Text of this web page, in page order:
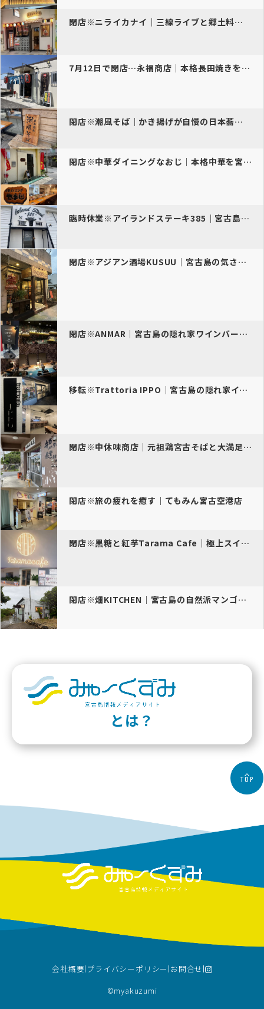
閉店※ニライカナイ｜三線ライブと郷土料理の店
7月12日で閉店…永福商店｜本格長田焼きを通し営業で提供
閉店※潮風そば｜かき揚げが自慢の日本蕎麦店
閉店※中華ダイニングなおじ｜本格中華を宮古島で
臨時休業※アイランドステーキ385｜宮古島の肉天国
閉店※アジアン酒場KUSUU｜宮古島の気さくなタイ居酒屋
閉店※ANMAR｜宮古島の隠れ家ワインバー＆ビストロ
移転※Trattoria IPPO｜宮古島の隠れ家イタリアン
閉店※中休味商店｜元祖鶏宮古そばと大満足定食
閉店※旅の疲れを癒す｜てもみん宮古空港店
閉店※黒糖と紅芋Tarama Cafe｜極上スイーツ体験
閉店※畑KITCHEN｜宮古島の自然派マンゴーカフェ
とは？
会社概要 プライバシーポリシー お問合せ
©︎myakuzumi
TOP